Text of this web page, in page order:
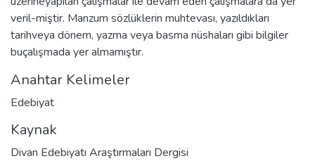
veril-miştir. Manzum sözlüklerin muhtevası, yazıldıkları
tarihveya dönem, yazma veya basma nüshaları gibi bilgiler
buçalışmada yer almamıştır.
Anahtar Kelimeler
Edebiyat
Kaynak
Divan Edebiyatı Araştırmaları Dergisi